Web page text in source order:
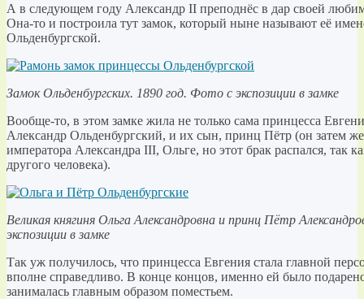
А в следующем году Александр II преподнёс в дар своей
Она-то и построила тут замок, который ныне называют её
Ольденбургской.
Замок Ольденбургских. 1890 год. Фото с экспозиции в замке
Вообще-то, в этом замке жила не только сама принцесса
Александр Ольденбургский, и их сын, принц Пётр (он затем
императора Александра III, Ольге, но этот брак распался, так
другого человека).
Великая княгиня Ольга Александровна и принц Пётр
экспозиции в замке
Так уж получилось, что принцесса Евгения стала главной
вполне справедливо. В конце концов, именно ей было
занималась главным образом поместьем.